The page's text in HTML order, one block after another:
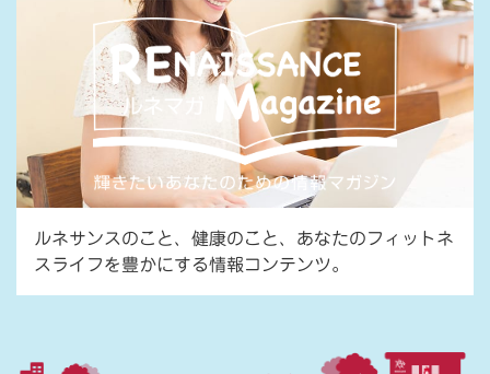
ルネサンスのこと、健康のこと、あなたのフィットネ
スライフを豊かにする情報コンテンツ。